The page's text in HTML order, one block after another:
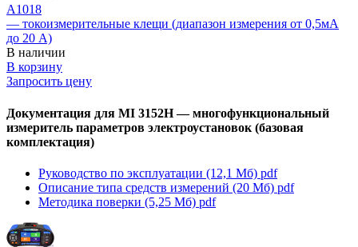
А1018
— токоизмерительные клещи (диапазон измерения от 0,5мА
до 20 А)
В наличии
В корзину
Запросить цену
Документация для MI 3152H — многофункциональный
измеритель параметров электроустановок (базовая
комплектация)
Руководство по эксплуатации (12,1 Мб) pdf
Описание типа средств измерений (20 Мб) pdf
Методика поверки (5,25 Мб) pdf